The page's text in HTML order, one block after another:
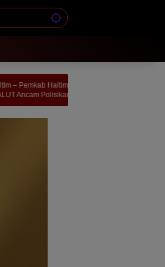
Hadir di Pelantikan PB HIKMU | Anies
Baswedan Terikat Batin dengan Bumi
Kie Raha